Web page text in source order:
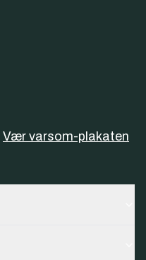
Vær varsom-plakaten